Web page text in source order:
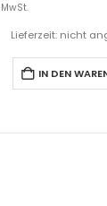
Lieferzeit: nicht
IN DEN